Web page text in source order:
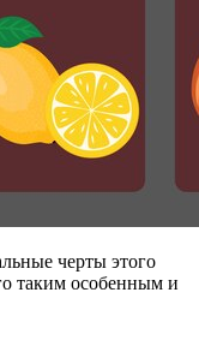
черты этого
таким особенным и